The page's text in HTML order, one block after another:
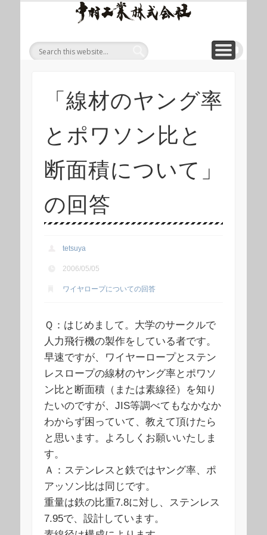
ープ
等重
吊り
上げ
サイ
ト 中
業株
CORPORATE 会社概要
WIREROPE ワイヤロープについて
MODULIFT モジュリフト
PRODUCT 製品
ONLINE SHOP 「ロープくん」ECショップ
CONTACT お問い合わせ
「線材のヤング率
とポワソン比と
断面積について」
の回答
tetsuya
2006/05/05
ワイヤロープについての回答
Ｑ：はじめまして。大学のサークルで
人力飛行機の製作をしている者です。
早速ですが、ワイヤーロープとステン
レスロープの線材のヤング率とポワソ
ン比と断面積（または素線径）を知り
たいのですが、JIS等調べてもなかなか
わからず困っていて、教えて頂けたら
と思います。よろしくお願いいたしま
す。
Ａ：ステンレスと鉄ではヤング率、ポ
アッソン比は同じです。
重量は鉄の比重7.8に対し、ステンレス
7.95で、設計しています。